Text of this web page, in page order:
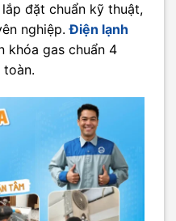
đặt chuẩn kỹ thuật,
nghiệp.Điện lạnh
khóa gas chuẩn 4
toàn.